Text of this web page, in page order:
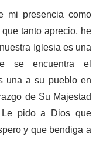
presencia como
tanto aprecio, he
Iglesia es una
se encuentra el
una a su pueblo en
de Su Majestad
pido a Dios que
y que bendiga a